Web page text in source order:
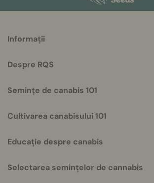
helpful
Informații
Despre RQS
Semințe de canabis 101
Cultivarea canabisului 101
Educație despre canabis
Selectarea semințelor de cannabis